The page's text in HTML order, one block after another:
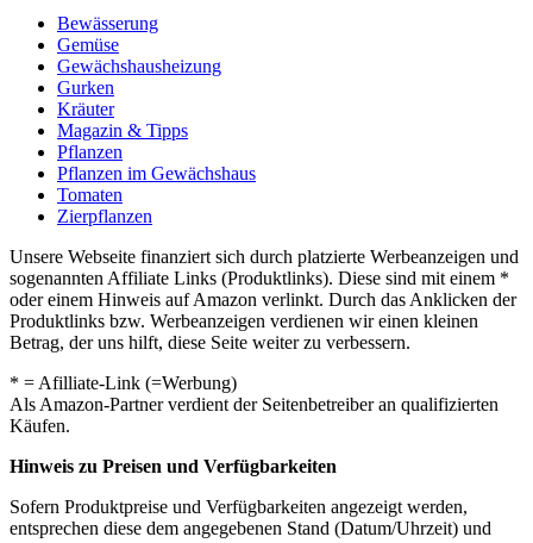
Bewässerung
Gemüse
Gewächshausheizung
Gurken
Kräuter
Magazin & Tipps
Pflanzen
Pflanzen im Gewächshaus
Tomaten
Zierpflanzen
Unsere Webseite finanziert sich durch platzierte Werbeanzeigen und
sogenannten Affiliate Links (Produktlinks). Diese sind mit einem *
oder einem Hinweis auf Amazon verlinkt. Durch das Anklicken der
Produktlinks bzw. Werbeanzeigen verdienen wir einen kleinen
Betrag, der uns hilft, diese Seite weiter zu verbessern.
* = Afilliate-Link (=Werbung)
Als Amazon-Partner verdient der Seitenbetreiber an qualifizierten
Käufen.
Hinweis zu Preisen und Verfügbarkeiten
Sofern Produktpreise und Verfügbarkeiten angezeigt werden,
entsprechen diese dem angegebenen Stand (Datum/Uhrzeit) und